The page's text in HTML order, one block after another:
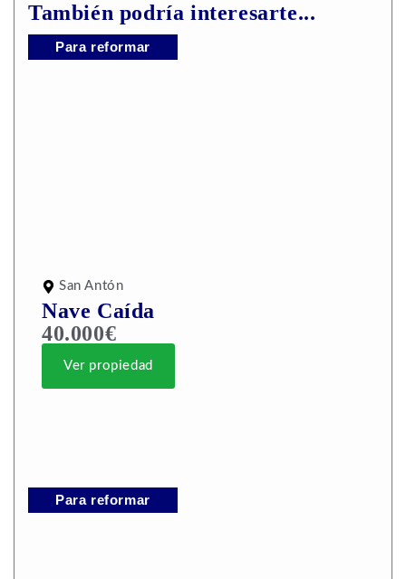
También podría interesarte...
Para reformar
San Antón
Nave Caída
40.000€
Ver propiedad
Para reformar